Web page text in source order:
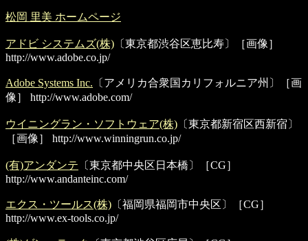
松岡 里美 ホームページ
アドビ システムズ(株) 〔東京都渋谷区恵比寿〕［画像］
http://www.adobe.co.jp/
Adobe Systems Inc. 〔アメリカ合衆国カリフォルニア州〕［画
像］
http://www.adobe.com/
ウイニングラン・ソフトウェア(株) 〔東京都新宿区西新宿〕
［画像］
http://www.winningrun.co.jp/
(有)アンダンテ 〔東京都中央区日本橋〕［CG］
http://www.andanteinc.com/
エクス・ツールス(株) 〔福岡県福岡市中央区〕［CG］
http://www.ex-tools.co.jp/